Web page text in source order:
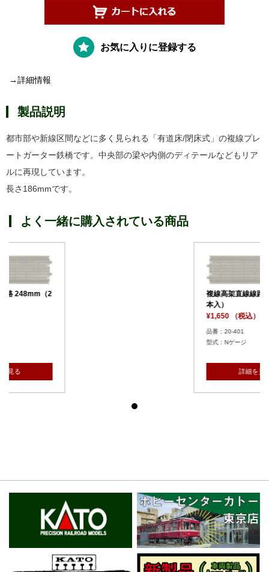
お気に入りに登録する
→詳細情報
製品説明
都市部や新線区間などに多く見られる「有道床/閉床式」の複線プレ
ートガーター鉄橋です。中央部の梁や内側のディテールなどもリア
ルに再現しています。
長さ186mmです。
よく一緒に購入されている商品